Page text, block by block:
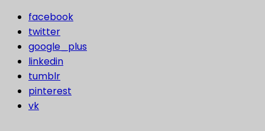
facebook
twitter
google_plus
linkedin
tumblr
pinterest
vk